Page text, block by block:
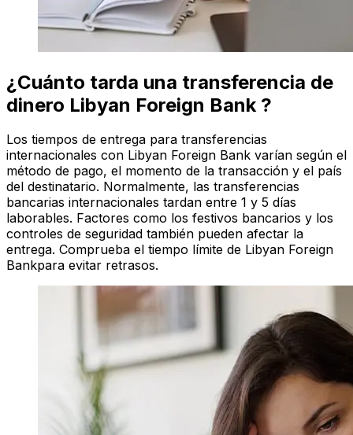
¿Cuánto tarda una transferencia de
dinero Libyan Foreign Bank ?
Los tiempos de entrega para transferencias
internacionales con Libyan Foreign Bank varían según el
método de pago, el momento de la transacción y el país
del destinatario. Normalmente, las transferencias
bancarias internacionales tardan entre 1 y 5 días
laborables. Factores como los festivos bancarios y los
controles de seguridad también pueden afectar la
entrega. Comprueba el tiempo límite de Libyan Foreign
Bankpara evitar retrasos.